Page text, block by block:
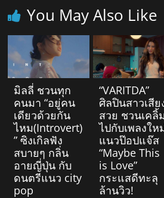
You May Also Like
มิลลี่ ชวนทุก
คนมา “อยู่คน
เดียวด้วยกัน
ไหม(Introvert)
” ซิงเกิลฟัง
สบายๆ กลิ่น
อายญี่ปุ่น กับ
ดนตรีแนว city
pop
“VARITDA”
ศิลปินสาวเสีย
สวย ชวนเคลิ้
ไปกับเพลงให
แนวป๊อปแจ๊ส
“Maybe This
is Love”
กระแสดีทะลุ
ล้านวิว!